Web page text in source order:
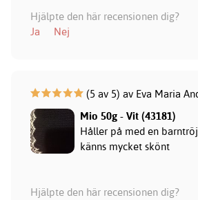
Hjälpte den här recensionen dig?
Ja
Nej
(5 av 5) av Eva Maria
Mio 50g - Vit (43181)
Håller på med en
känns mycket skönt
Hjälpte den här recensionen dig?